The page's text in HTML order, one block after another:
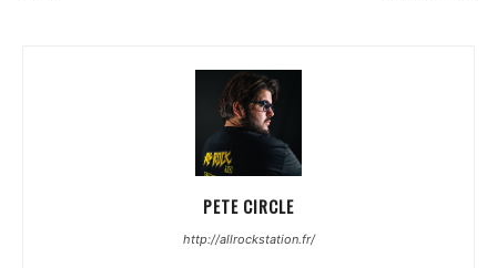
PETE CIRCLE
http://allrockstation.fr/